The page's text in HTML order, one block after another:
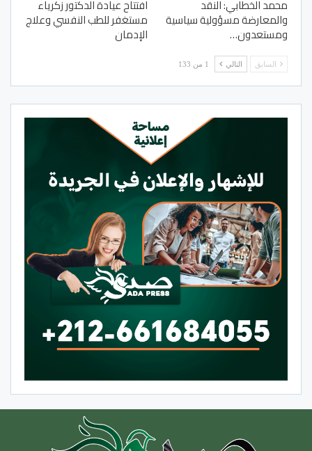
محمد الخطابي: النقد
والمعارضة مسؤولية سياسية
ومستعدون…
افتتاح عيادة الدكتور زكرياء
مستغفر للطب النفسي وعلاج
الإدمان
السابق التالي 1 من 133